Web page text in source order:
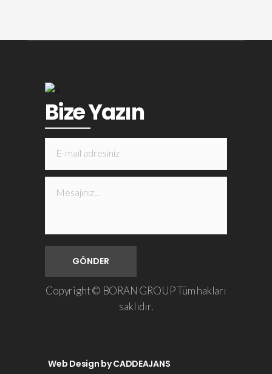
Bize Yazın
Copyright © BORAN GROUP Tüm hakları
saklıdır.
Web Design byCADDEAJANS